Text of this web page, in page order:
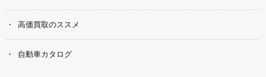
高価買取のススメ
自動車カタログ